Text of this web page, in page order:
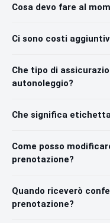
Cosa devo fare al
Ci sono costi
Che tipo di
autonoleggio?
Che significa
Come posso
prenotazione?
Quando riceverò
prenotazione?